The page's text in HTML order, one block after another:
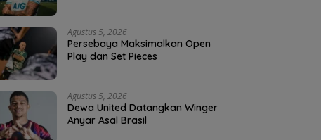
Agustus 5, 2026
Persebaya Maksimalkan Open
Play dan Set Pieces
Agustus 5, 2026
Dewa United Datangkan Winger
Anyar Asal Brasil